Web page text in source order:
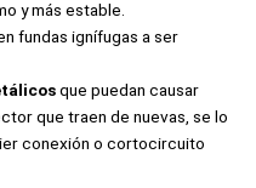
y más estable.
fundas ignífugas a ser
que puedan causar
que traen de nuevas, se lo
conexión o cortocircuito